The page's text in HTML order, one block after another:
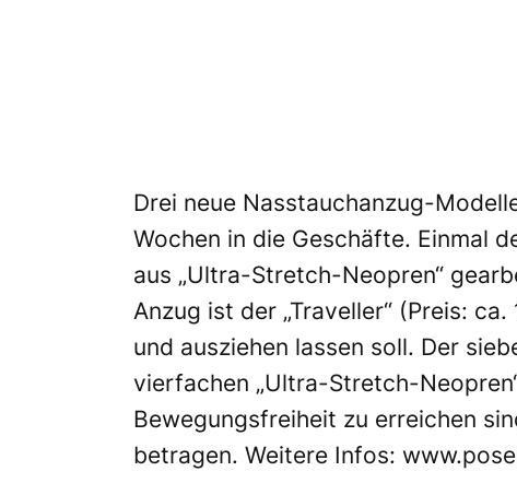
Drei neue Nasstauchanzug-
Wochen in die Geschäfte. Einmal
aus „Ultra-Stretch-Neopren“
Anzug ist der „Traveller“ (Preis:
und ausziehen lassen soll. Der
vierfachen „Ultra-Stretch-
Bewegungsfreiheit zu erreichen
betragen. Weitere Infos: